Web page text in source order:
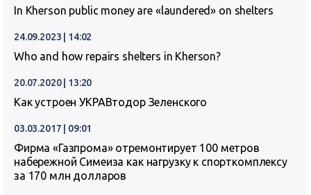
In Kherson public money are «laundered» on shelters
24.09.2023 | 14:02
Who and how repairs shelters in Kherson?
20.07.2020 | 13:20
Как устроен УКРАВтодор Зеленского
03.03.2017 | 09:01
Фирма «Газпрома» отремонтирует 100 метров
набережной Симеиза как нагрузку к спорткомплексу
за 170 млн долларов